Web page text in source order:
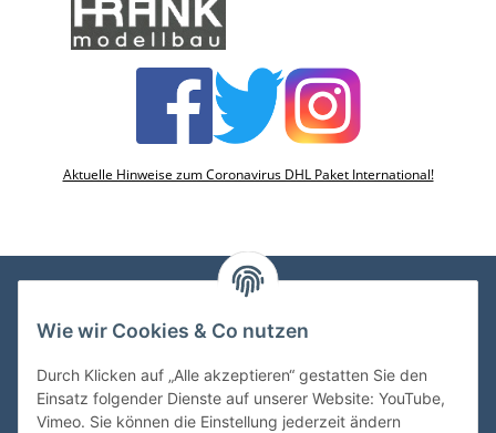
Aktuelle Hinweise zum Coronavirus DHL Paket International!
VDMedien24.de
Kasernenstraße 6-10
66482 Zweibrücken
Wie wir Cookies & Co nutzen
Durch Klicken auf „Alle akzeptieren“ gestatten Sie den
Einsatz folgender Dienste auf unserer Website: YouTube,
Vimeo. Sie können die Einstellung jederzeit ändern